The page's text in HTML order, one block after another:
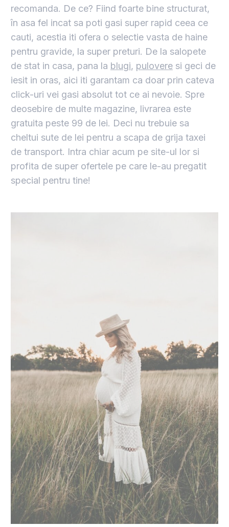
recomanda. De ce? Fiind foarte bine structurat,
în asa fel incat sa poti gasi super rapid ceea ce
cauti, acestia iti ofera o selectie vasta de haine
pentru gravide, la super preturi. De la salopete
de stat in casa, pana la blugi, pulovere si geci de
iesit in oras, aici iti garantam ca doar prin cateva
click-uri vei gasi absolut tot ce ai nevoie. Spre
deosebire de multe magazine, livrarea este
gratuita peste 99 de lei. Deci nu trebuie sa
cheltui sute de lei pentru a scapa de grija taxei
de transport. Intra chiar acum pe site-ul lor si
profita de super ofertele pe care le-au pregatit
special pentru tine!